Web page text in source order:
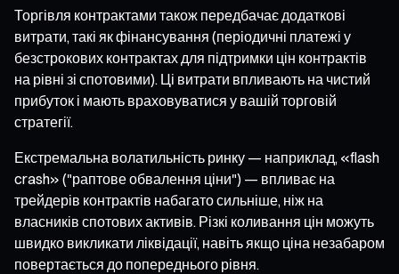
Торгівля контрактами також передбачає додаткові
витрати, такі як фінансування (періодичні платежі у
безстрокових контрактах для підтримки цін контрактів
на рівні зі спотовими). Ці витрати впливають на чистий
прибуток і мають враховуватися у вашій торговій
стратегії.
Екстремальна волатильність ринку — наприклад, «flash
crash» ("раптове обвалення ціни") — впливає на
трейдерів контрактів набагато сильніше, ніж на
власників спотових активів. Різкі коливання цін можуть
швидко викликати ліквідації, навіть якщо ціна незабаром
повертається до попереднього рівня.